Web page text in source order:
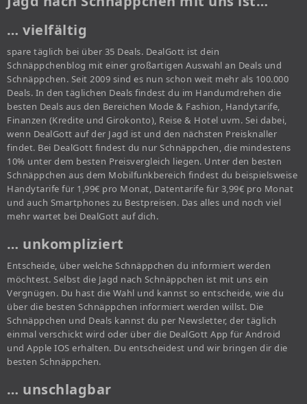
… vielfältig
spare täglich bei über 35 Deals. DealGott ist dein
Schnäppchenblog mit einer großartigen Auswahl an Deals und
Schnäppchen. Seit 2009 sind es nun schon weit mehr als 100.000
Deals. In den täglichen Deals findest du im Handumdrehen die
besten Deals aus den Bereichen Mode & Fashion, Handytarife,
Finanzen (Kredite und Girokonto), Reise & Hotel uvm. Sei dabei,
wenn DealGott auf der Jagd ist und den nächsten Preisknaller
findet. Bei DealGott findest du nur Schnäppchen, die mindestens
10% unter dem besten Preisvergleich liegen. Unter den besten
Schnäppchen aus dem Mobilfunkbereich findest du beispielsweise
Handytarife für 1,99€ pro Monat, Datentarife für 3,99€ pro Monat
und auch Smartphones zu Bestpreisen. Das alles und noch viel
mehr wartet bei DealGott auf dich.
… unkompliziert
Entscheide, über welche Schnäppchen du informiert werden
möchtest. Selbst die Jagd nach Schnäppchen ist mit uns ein
Vergnügen. Du hast die Wahl und kannst so entscheide, wie du
über die besten Schnäppchen informiert werden willst. Die
Schnäppchen und Deals kannst du per Newsletter, der täglich
einmal verschickt wird oder über die DealGott App für Android
und Apple IOS erhalten. Du entscheidest und wir bringen dir die
besten Schnäppchen.
… unschlagbar